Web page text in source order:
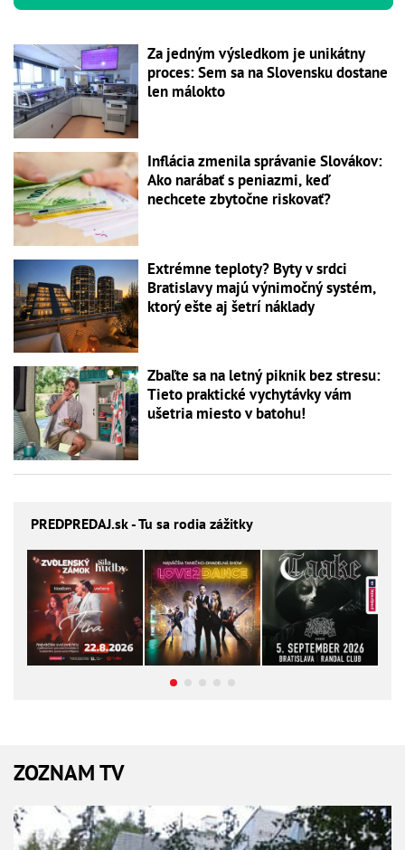
Za jedným výsledkom je unikátny
proces: Sem sa na Slovensku dostane
len málokto
Inflácia zmenila správanie Slovákov:
Ako narábať s peniazmi, keď
nechcete zbytočne riskovať?
Extrémne teploty? Byty v srdci
Bratislavy majú výnimočný systém,
ktorý ešte aj šetrí náklady
Zbaľte sa na letný piknik bez stresu:
Tieto praktické vychytávky vám
ušetria miesto v batohu!
PREDPREDAJ.sk - Tu sa rodia zážitky
ZOZNAM TV